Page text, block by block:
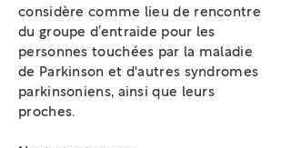
considère comme lieu de rencontre
du groupe d’entraide pour les
personnes touchées par la maladie
de Parkinson et d'autres syndromes
parkinsoniens, ainsi que leurs
proches.